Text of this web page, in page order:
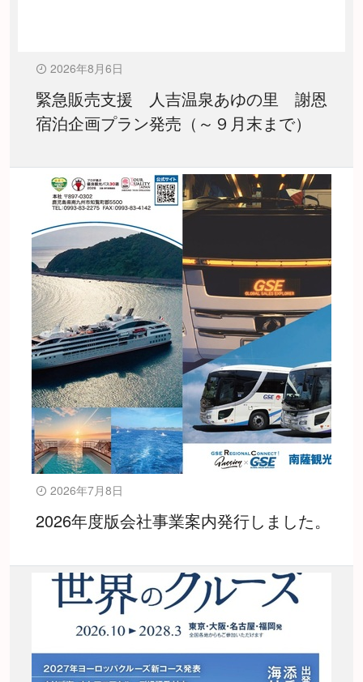
2026年8月6日
緊急販売支援 人吉温泉あゆの里 謝恩
宿泊企画プラン発売（～９月末まで）
2026年7月8日
2026年度版会社事業案内発行しました。